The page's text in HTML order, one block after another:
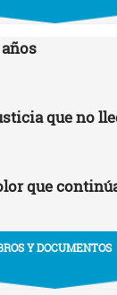
que no
que
Y DOCUMENTOS